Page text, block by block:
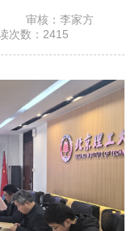
审核：李家方
次数： 2415